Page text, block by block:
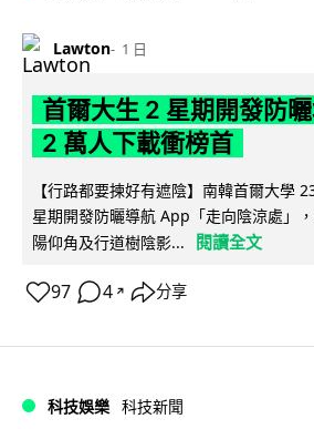
Lawton 1 日
首爾大生 2 星期開發防
2 萬人下載衝榜首
【行路都要揀好有遮陰】南韓首爾大學
星期開發防曬導航 App「走向陰涼處」
陽仰角及行道樹陰影...
閱讀全文
97 4 ↗ 分享
科技娛樂 科技新聞